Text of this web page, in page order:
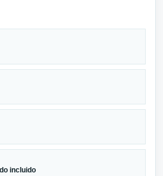
incluido